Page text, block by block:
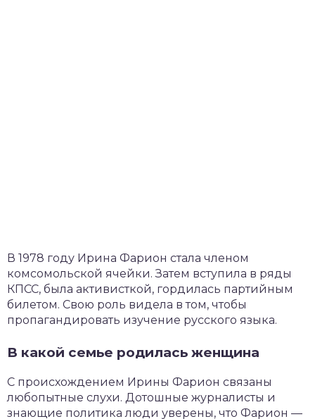
В 1978 году Ирина Фарион стала членом
комсомольской ячейки. Затем вступила в ряды
КПСС, была активисткой, гордилась партийным
билетом. Свою роль видела в том, чтобы
пропагандировать изучение русского языка.
В какой семье родилась женщина
С происхождением Ирины Фарион связаны
любопытные слухи. Дотошные журналисты и
знающие политика люди уверены, что Фарион —